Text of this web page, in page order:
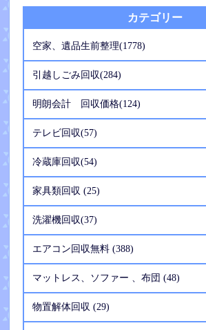
カテゴリー
空家、遺品生前整理(1778)
引越しごみ回収(284)
明朗会計 回収価格(124)
テレビ回収(57)
冷蔵庫回収(54)
家具類回収 (25)
洗濯機回収(37)
エアコン回収無料 (388)
マットレス、ソファー 、布団 (48)
物置解体回収 (29)